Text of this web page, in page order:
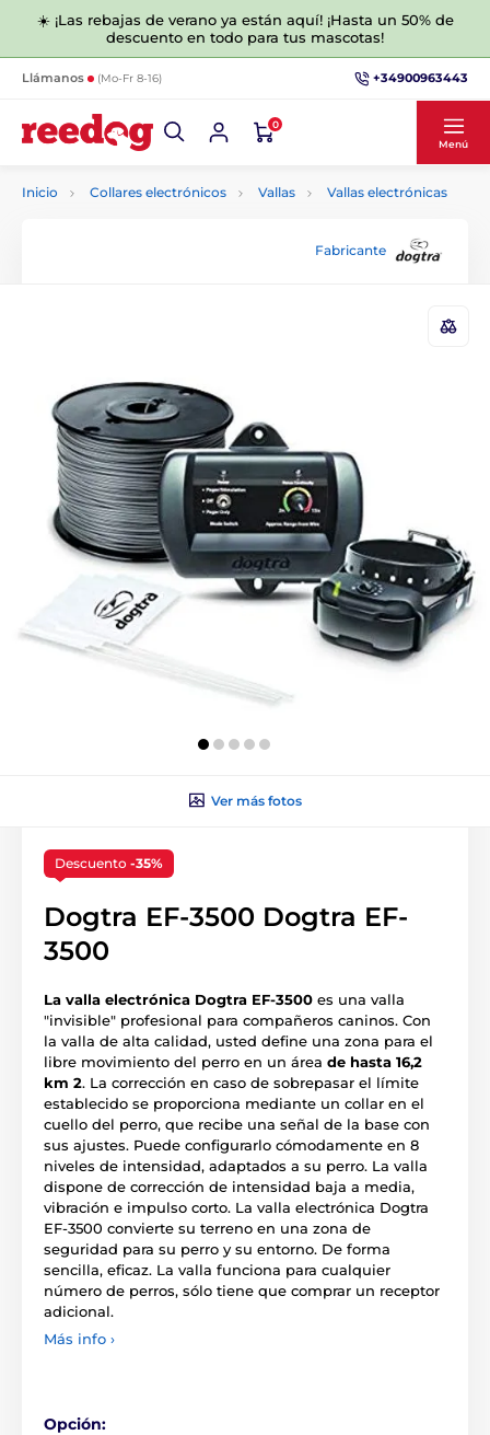
☀️ ¡Las rebajas de verano ya están aquí! ¡Hasta un 50% de
descuento en todo para tus mascotas!
Llámanos (Mo-Fr 8-16) +34900963443
0
Menú
Inicio Collares electrónicos Vallas Vallas electrónicas
Fabricante
Ver más fotos
Descuento -35%
Dogtra EF-3500 Dogtra EF-
3500
La valla electrónica Dogtra EF-3500 es una valla
"invisible" profesional para compañeros caninos. Con
la valla de alta calidad, usted define una zona para el
libre movimiento del perro en un área de hasta 16,2
km 2. La corrección en caso de sobrepasar el límite
establecido se proporciona mediante un collar en el
cuello del perro, que recibe una señal de la base con
sus ajustes. Puede configurarlo cómodamente en 8
niveles de intensidad, adaptados a su perro. La valla
dispone de corrección de intensidad baja a media,
vibración e impulso corto. La valla electrónica Dogtra
EF-3500 convierte su terreno en una zona de
seguridad para su perro y su entorno. De forma
sencilla, eficaz. La valla funciona para cualquier
número de perros, sólo tiene que comprar un receptor
adicional.
Más info ›
Opción: